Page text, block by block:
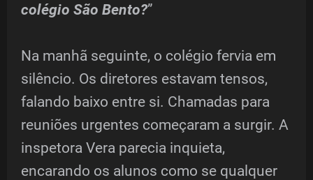
colégio São Bento?”
Na manhã seguinte, o colégio fervia em
silêncio. Os diretores estavam tensos,
falando baixo entre si. Chamadas para
reuniões urgentes começaram a surgir. A
inspetora Vera parecia inquieta,
encarando os alunos como se qualquer